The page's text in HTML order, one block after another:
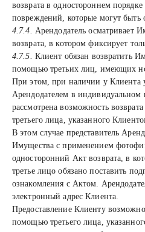
возврата в одностороннем
повреждений, которые могут быть
4.7.4. Арендодатель осматривает
возврата, в котором фиксирует
4.7.5. Клиент обязан возвратить
помощью третьих лиц, имеющих
При этом, при наличии у Клиента
Арендодателем в индивидуальном
рассмотрена возможность
третьего лица, указанного
В этом случае представитель
Имущества с применением
односторонний Акт возврата, в
третье лицо обязано поставить
ознакомления с Актом.
электронный адрес Клиента.
Предоставление Клиенту
помощью третьего лица,